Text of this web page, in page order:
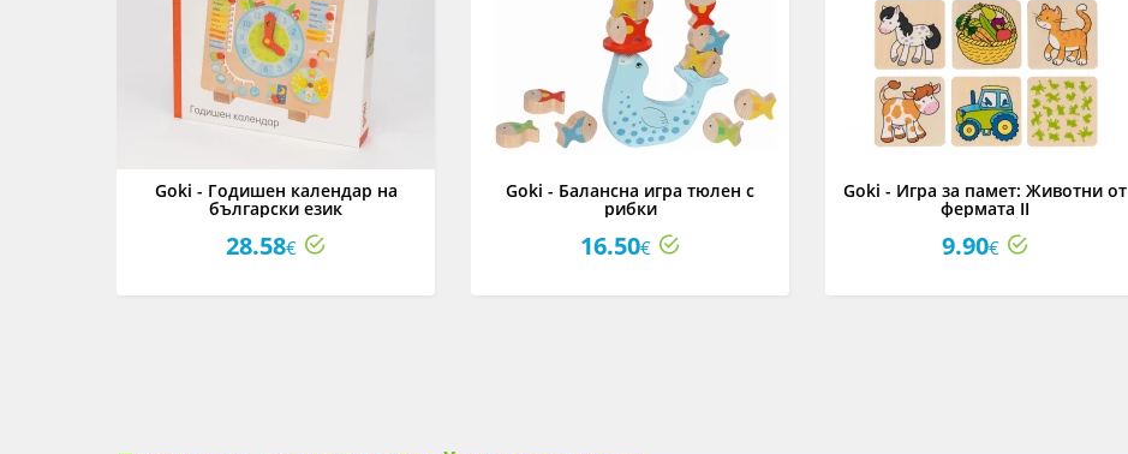
Goki - Годишен календар на
български език
28.58€
Goki - Балансна игра тюлен с
рибки
16.50€
Goki - Игра за памет: Животни от
фермата II
9.90€